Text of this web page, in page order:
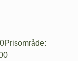
Prisområde: